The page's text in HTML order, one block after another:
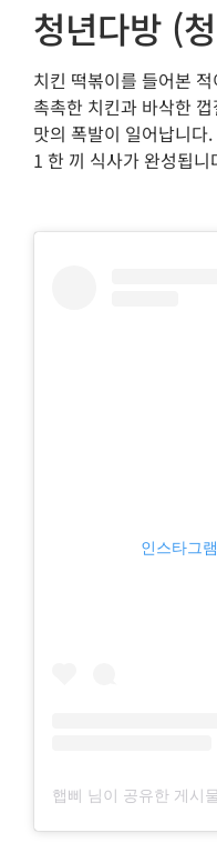
청년다방 (
치킨 떡볶이를 들어본
촉촉한 치킨과 바삭한
맛의 폭발이 일어납니
1 한 끼 식사가 완성됩
인스타그